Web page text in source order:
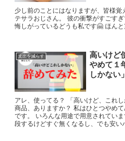
少し前のことにはなりますが、皆様
テサラおじさん。 彼の衝撃がすごす
悔しがっているどうも私です🤗 ほん
支出を減らす
高いけど
やめて１
しかない
アレ、使ってる？ 「高いけど、これ
商品、ありますか？ 私はひとつやめて
です。 いろんな用途で用意されてい
段するけどすぐ無くなるし、でも安い